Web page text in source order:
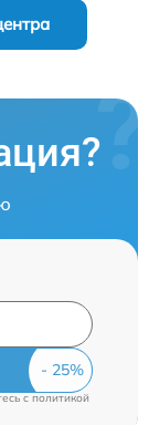
cполитикой